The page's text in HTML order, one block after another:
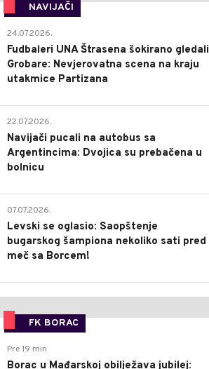
NAVIJAČI
24.07.2026.
Fudbaleri UNA Štrasena šokirano gledali
Grobare: Nevjerovatna scena na kraju
utakmice Partizana
22.07.2026.
Navijači pucali na autobus sa
Argentincima: Dvojica su prebačena u
bolnicu
07.07.2026.
Levski se oglasio: Saopštenje
bugarskog šampiona nekoliko sati pred
meč sa Borcem!
FK BORAC
Pre 19 min
Borac u Mađarskoj obilježava jubilej: